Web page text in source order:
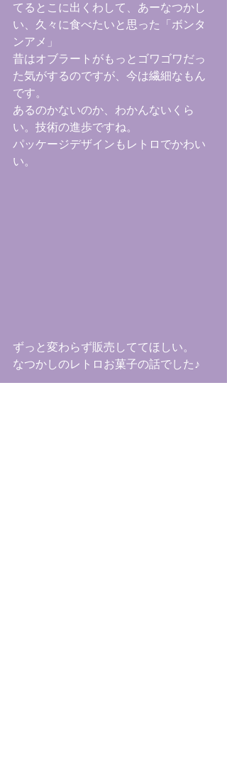
てるとこに出くわして、あーなつかし
い、久々に食べたいと思った「ボンタ
ンアメ」
昔はオブラートがもっとゴワゴワだっ
た気がするのですが、今は繊細なもん
です。
あるのかないのか、わかんないくら
い。技術の進歩ですね。
パッケージデザインもレトロでかわい
い。
ずっと変わらず販売しててほしい。
なつかしのレトロお菓子の話でした♪